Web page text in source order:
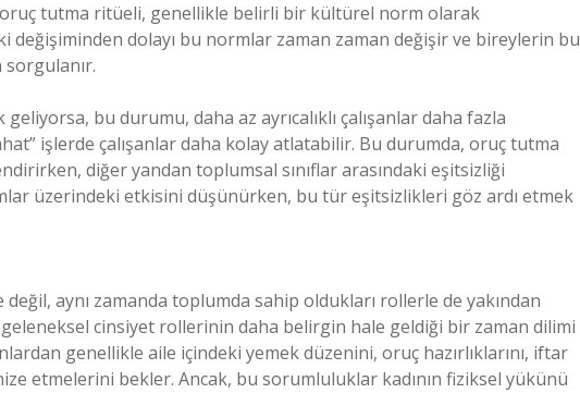
tutma ritüeli, genellikle belirli bir kültürel norm olarak
değişiminden dolayı bu normlar zaman zaman değişir ve bireylerin bu
sorgulanır.
geliyorsa, bu durumu, daha az ayrıcalıklı çalışanlar daha fazla
işlerde çalışanlar daha kolay atlatabilir. Bu durumda, oruç tutma
diğer yandan toplumsal sınıflar arasındaki eşitsizliği
üzerindeki etkisini düşünürken, bu tür eşitsizlikleri göz ardı etmek
aynı zamanda toplumda sahip oldukları rollerle de yakından
cinsiyet rollerinin daha belirgin hale geldiği bir zaman dilimi
genellikle aile içindeki yemek düzenini, oruç hazırlıklarını, iftar
etmelerini bekler. Ancak, bu sorumluluklar kadının fiziksel yükünü